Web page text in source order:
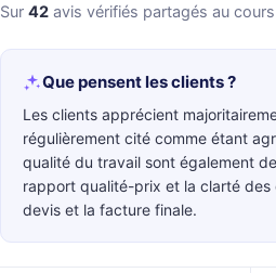
Sur 42 avis vérifiés partagés au
Que pensent les clients ?
Les clients apprécient
régulièrement cité comme étant
qualité du travail sont également
rapport qualité-prix et la clarté des
devis et la facture finale.